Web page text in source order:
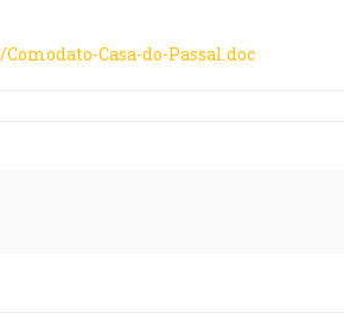
Casa-do-Passal.doc